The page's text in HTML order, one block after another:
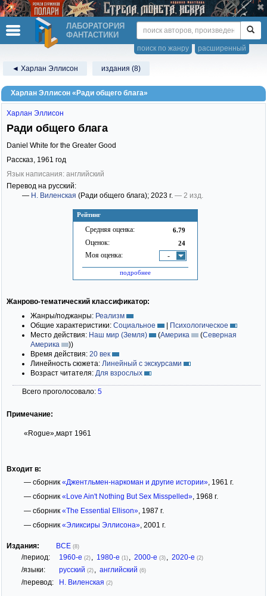
ЛАБОРАТОРИЯ
ФАНТАСТИКИ
расширенный
поиск по жанру
◄ Харлан Эллисон издания (8)
Харлан Эллисон «Ради общего блага»
Рейтинг
Средняя оценка: 6.79
Оценок: 24
Моя оценка: -
подробнее
Харлан Эллисон
Ради общего блага
Daniel White for the Greater Good
Рассказ, 1961 год
Язык написания: английский
Перевод на русский:
— Н. Виленская (Ради общего блага); 2023 г. — 2 изд.
Жанрово-тематический классификатор:
Жанры/поджанры: Реализм
Общие характеристики: Социальное | Психологическое
Место действия: Наш мир (Земля) (Америка (Северная
Америка
))
Время действия: 20 век
Линейность сюжета: Линейный с экскурсами
Возраст читателя: Для взрослых
Всего проголосовало: 5
Примечание:
«Rogue»,март 1961
Входит в:
— сборник «Джентльмен-наркоман и другие истории», 1961 г.
— сборник «Love Ain't Nothing But Sex Misspelled», 1968 г.
— сборник «The Essential Ellison», 1987 г.
— сборник «Эликсиры Эллисона», 2001 г.
Издания: ВСЕ (8)
/период: 1960-е (2) 1980-е (1) 2000-е (3) 2020-е (2)
/языки: русский (2) английский (6)
/перевод: Н. Виленская (2)